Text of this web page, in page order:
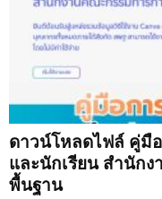
ดาวน์โหลดไฟล์ คู่มื
และนักเรียน สำนัก
พื้นฐาน